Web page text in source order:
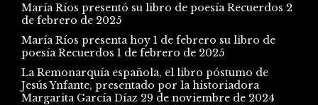
María Ríos presentó su libro de poesía Recuerdos 2
de febrero de 2025
María Ríos presenta hoy 1 de febrero su libro de
poesía Recuerdos 1 de febrero de 2025
La Remonarquía española, el libro póstumo de
Jesús Ynfante, presentado por la historiadora
Margarita García Díaz 29 de noviembre de 2024